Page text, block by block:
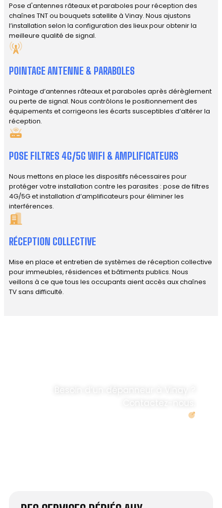
Pose d'antennes râteaux et paraboles pour réception des
chaînes TNT ou bouquets satellite à Vinay. Nous ajustons
l’installation selon la configuration des lieux pour obtenir la
meilleure qualité de signal.
POINTAGE ANTENNE & PARABOLES
Pointage d’antennes râteaux et paraboles après dérèglement
ou perte de signal. Nous contrôlons le positionnement des
équipements et corrigeons les écarts susceptibles d’altérer la
réception.
POSE FILTRES 4G/5G WIFI & AMPLIFICATEURS
Nous mettons en place les dispositifs nécessaires pour
protéger votre installation contre les parasites : pose de filtres
4G/5G et installation d’amplificateurs pour éliminer les
interférences.
RÉCEPTION COLLECTIVE
Mise en place et entretien de systèmes de réception collective
pour immeubles, résidences et bâtiments publics. Nous
veillons à ce que tous les occupants aient accès aux chaînes
TV sans difficulté.
Besoin d’un dépanneur à Vinay ?